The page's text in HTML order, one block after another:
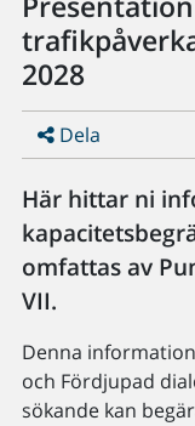
2028
Dela
Här hittar ni
omfattas av
VII.
Denna
och Fördjupad
sökande kan